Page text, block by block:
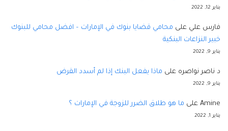
يناير 12, 2022
فارس علي على محامي قضايا بنوك في الإمارات – افضل محامي للبنوك
خبير النزاعات البنكية
يناير 9, 2022
د ناصر نواصره على ماذا يفعل البنك إذا لم أسدد القرض
يناير 9, 2022
Amine على ما هو طلاق الضرر للزوجة في الإمارات ؟
يناير 1, 2022